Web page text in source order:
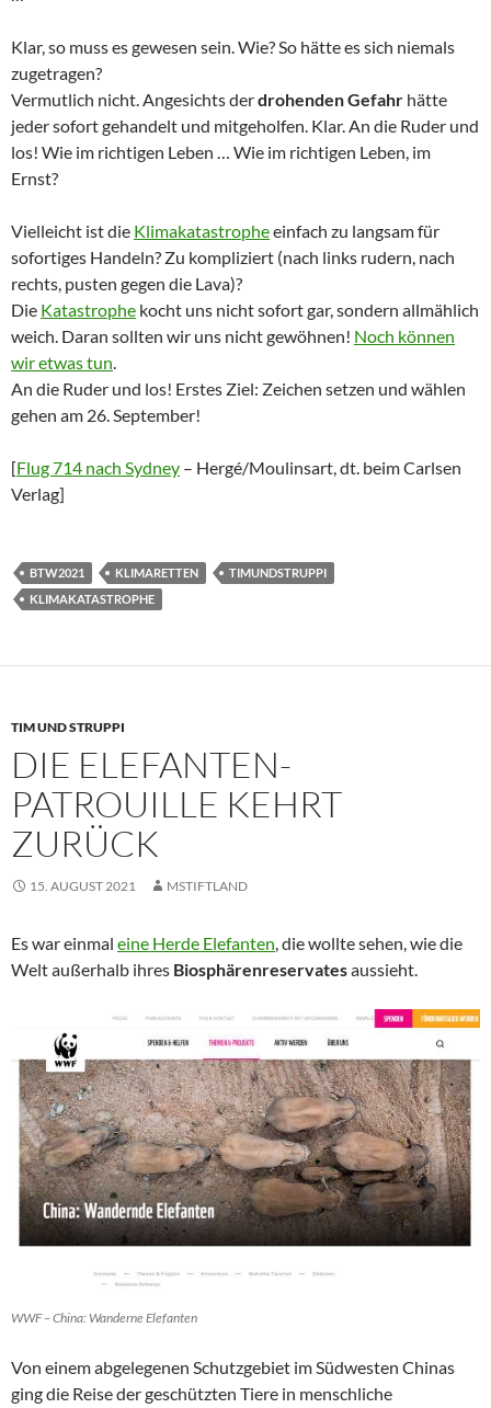
Klar, so muss es gewesen sein. Wie? So hätte es sich niemals
zugetragen?
Vermutlich nicht. Angesichts derdrohenden Gefahr hätte
jeder sofort gehandelt und mitgeholfen. Klar. An die Ruder und
los! Wie im richtigen Leben … Wie im richtigen Leben, im
Ernst?
Vielleicht ist die Klimakatastropheeinfach zu langsam für
sofortiges Handeln? Zu kompliziert (nach links rudern, nach
rechts, pusten gegen die Lava)?
Die Katastrophe kocht uns nicht sofort gar, sondern allmählich
weich. Daran sollten wir uns nicht gewöhnen! Noch können
wir etwas tun
An die Ruder und los! Erstes Ziel: Zeichen setzen und wählen
gehen am 26. September!
[Flug 714 nach Sydney – Hergé/Moulinsart, dt. beim Carlsen
Verlag]
BTW2021 KLIMARETTEN
TIMUNDSTRUPPI
‎KLIMAKATASTROPHE‬
TIM UND STRUPPI
DIE ELEFANTEN-
PATROUILLE KEHRT
ZURÜCK
15. AUGUST 2021 MSTIFTLAND
Es war einmal eine Herde Elefanten , die wollte sehen, wie die
Welt außerhalb ihres Biosphärenreservatesaussieht.
WWF – China: Wanderne Elefanten
Von einem abgelegenen Schutzgebiet im Südwesten Chinas
ging die Reise der geschützten Tiere in menschliche